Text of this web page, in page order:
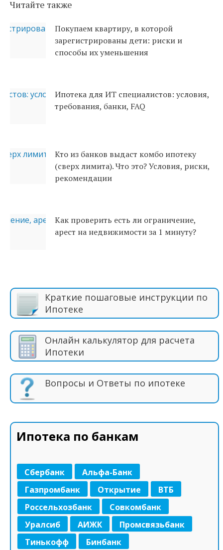
Читайте также
Покупаем квартиру, в которой
зарегистрированы дети: риски и
способы их уменьшения
Ипотека для ИТ специалистов: условия,
требования, банки, FAQ
Кто из банков выдаст комбо ипотеку
(сверх лимита). Что это? Условия, риски,
рекомендации
Как проверить есть ли ограничение,
арест на недвижимости за 1 минуту?
Краткие пошаговые инструкции по
Ипотеке
Онлайн калькулятор для расчета
Ипотеки
Вопросы и Ответы по ипотеке
Ипотека по банкам
Сбербанк
Альфа-Банк
Газпромбанк
Открытие
ВТБ
Россельхозбанк
Совкомбанк
Уралсиб
АИЖК
Промсвязьбанк
Тинькофф
Бинбанк